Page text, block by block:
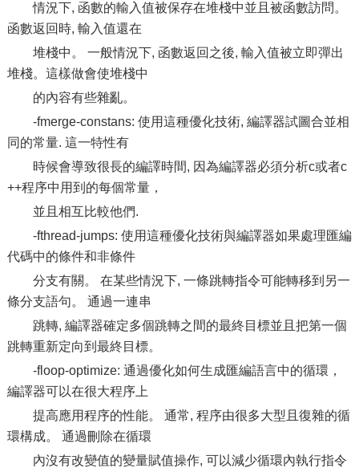
情況下, 函數的輸入值被保存在堆棧中並且被函數訪問。
函數返回時, 輸入值還在
堆棧中。 一般情況下, 函數返回之後, 輸入值被立即彈出
堆棧。這樣做會使堆棧中
的內容有些雜亂。
-fmerge-constans: 使用這種優化技術, 編譯器試圖合並相
同的常量. 這一特性有
時候會導致很長的編譯時間, 因為編譯器必須分析c或者c
++程序中用到的每個常量，
並且相互比較他們.
-fthread-jumps: 使用這種優化技術與編譯器如果處理匯編
代碼中的條件和非條件
分支有關。 在某些情況下, 一條跳轉指令可能轉移到另一
條分支語句。 通過一連串
跳轉, 編譯器確定多個跳轉之間的最終目標並且把第一個
跳轉重新定向到最終目標。
-floop-optimize: 通過優化如何生成匯編語言中的循環，
編譯器可以在很大程序上
提高應用程序的性能。 通常, 程序由很多大型且復雜的循
環構成。 通過刪除在循環
內沒有改變值的變量賦值操作, 可以減少循環內執行指令